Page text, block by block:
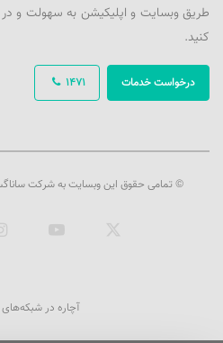
طریق وبسایت و اپلیکیشن به سهولت و
کنید.
1471 درخواست خدمات
© تمامی حقوق این وبسایت به شرکت
یوتیوب
آچاره در